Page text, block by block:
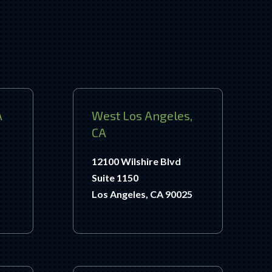
West Los Angeles,
CA
12100 Wilshire Blvd
Suite 1150
Los Angeles, CA 90025